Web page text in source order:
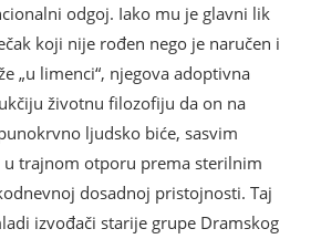
odgoj. Iako mu je glavni lik
koji nije rođen nego je naručen i
„u limenci“, njegova adoptivna
životnu filozofiju da on na
ljudsko biće, sasvim
u trajnom otporu prema sterilnim
dosadnoj pristojnosti. Taj
izvođači starije grupe Dramskog